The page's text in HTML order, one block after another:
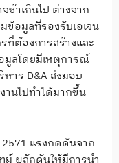
าเกินไป ต่างจาก
ข้อมูลที่รองรับเอเจน
ต้องการสร้างและ
มูลโดยมีเหตุการณ์
าร D&A ส่งมอบ
านไปทำได้มากขึ้น
แรงกดดันจาก